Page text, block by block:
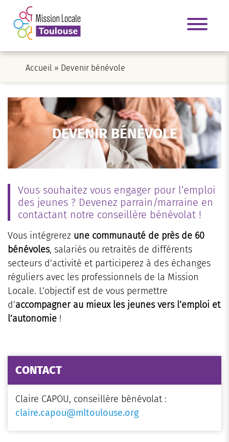
Accueil » Devenir bénévole
DEVENIR BÉNÉVOLE
Vous souhaitez vous engager pour l’emploi
des jeunes ? Devenez parrain/marraine en
contactant notre conseillère bénévolat !
Vous intégrerez une communauté de près de 60
bénévoles, salariés ou retraités de différents
secteurs d’activité et participerez à des échanges
réguliers avec les professionnels de la Mission
Locale. L’objectif est de vous permettre
d’accompagner au mieux les jeunes vers l’emploi et
l’autonomie !
CONTACT
Claire CAPOU, conseillère bénévolat :
claire.capou@mltoulouse.org